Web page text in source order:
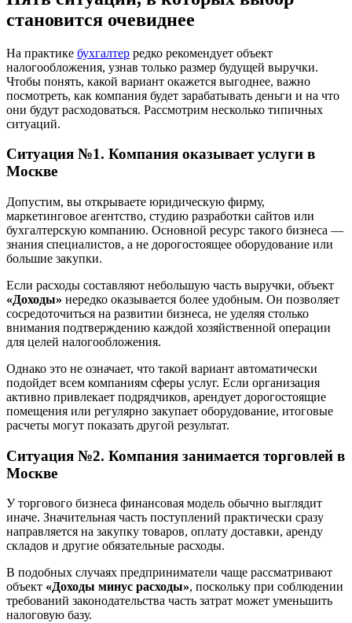
становится очевиднее
На практике бухгалтер редко рекомендует объект
налогообложения, узнав только размер будущей выручки.
Чтобы понять, какой вариант окажется выгоднее, важно
посмотреть, как компания будет зарабатывать деньги и на что
они будут расходоваться. Рассмотрим несколько типичных
ситуаций.
Ситуация №1. Компания оказывает услуги в
Москве
Допустим, вы открываете юридическую фирму,
маркетинговое агентство, студию разработки сайтов или
бухгалтерскую компанию. Основной ресурс такого бизнеса —
знания специалистов, а не дорогостоящее оборудование или
большие закупки.
Если расходы составляют небольшую часть выручки, объект
«Доходы» нередко оказывается более удобным. Он позволяет
сосредоточиться на развитии бизнеса, не уделяя столько
внимания подтверждению каждой хозяйственной операции
для целей налогообложения.
Однако это не означает, что такой вариант автоматически
подойдет всем компаниям сферы услуг. Если организация
активно привлекает подрядчиков, арендует дорогостоящие
помещения или регулярно закупает оборудование, итоговые
расчеты могут показать другой результат.
Ситуация №2. Компания занимается торговлей в
Москве
У торгового бизнеса финансовая модель обычно выглядит
иначе. Значительная часть поступлений практически сразу
направляется на закупку товаров, оплату доставки, аренду
складов и другие обязательные расходы.
В подобных случаях предприниматели чаще рассматривают
объект «Доходы минус расходы», поскольку при соблюдении
требований законодательства часть затрат может уменьшить
налоговую базу.